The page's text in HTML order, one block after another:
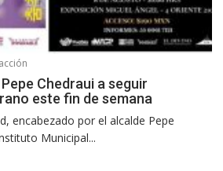
Chedraui a seguir
este fin de semana
encabezado por el alcalde Pepe
Municipal...